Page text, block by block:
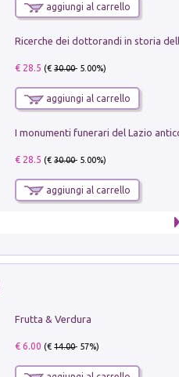
aggiungi al carrello
€ 28.5 (€30.00- 5.00%)
aggiungi al carrello
€ 28.5 (€30.00- 5.00%)
aggiungi al carrello
Frutta & Verdura
€ 6.00 (€14.00- 57%)